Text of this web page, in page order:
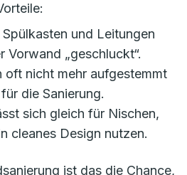
Spülkasten und Leitungen
Vorwand „geschluckt“.
oft nicht mehr aufgestemmt
die Sanierung.
sich gleich für Nischen,
cleanes Design nutzen.
ist das die Chance,